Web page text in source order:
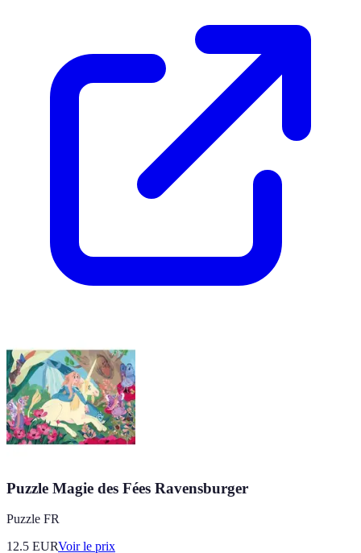
Puzzle Magie des Fées Ravensburger
Puzzle FR
12.5 EURVoir le prix